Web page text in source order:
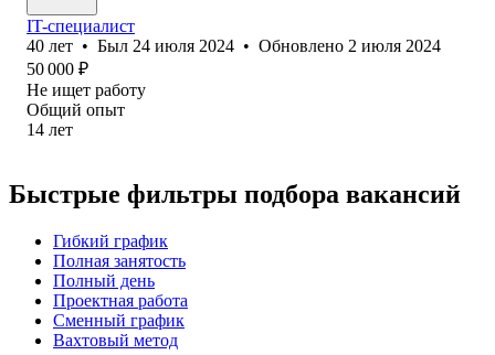
IT-специалист
40 лет • Был 24 июля 2024 • Обновлено 2 июля 2024
50 000 ₽
Не ищет работу
Общий опыт
14 лет
Быстрые фильтры подбора вакансий
Гибкий график
Полная занятость
Полный день
Проектная работа
Сменный график
Вахтовый метод